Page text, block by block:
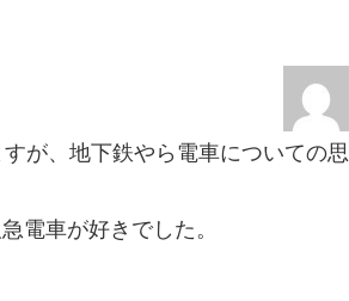
が、地下鉄やら電車についての思
電車が好きでした。